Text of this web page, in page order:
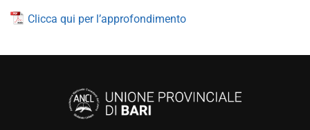
Clicca qui per l’approfondimento